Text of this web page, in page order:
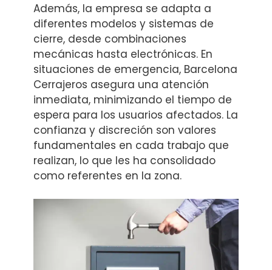
Además, la empresa se adapta a
diferentes modelos y sistemas de
cierre, desde combinaciones
mecánicas hasta electrónicas. En
situaciones de emergencia, Barcelona
Cerrajeros asegura una atención
inmediata, minimizando el tiempo de
espera para los usuarios afectados. La
confianza y discreción son valores
fundamentales en cada trabajo que
realizan, lo que les ha consolidado
como referentes en la zona.